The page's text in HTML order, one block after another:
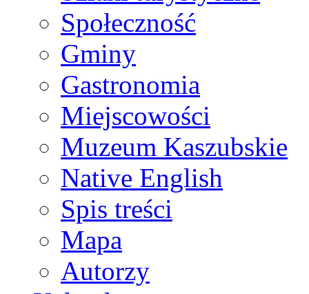
Społeczność
Gminy
Gastronomia
Miejscowości
Muzeum Kaszubskie
Native English
Spis treści
Mapa
Autorzy